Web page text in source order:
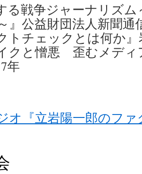
る戦争ジャーナリズ
』公益財団法人新聞通
トチェックとは何か
クと憎悪 歪むメディ
年
オ『立岩陽一郎のフ